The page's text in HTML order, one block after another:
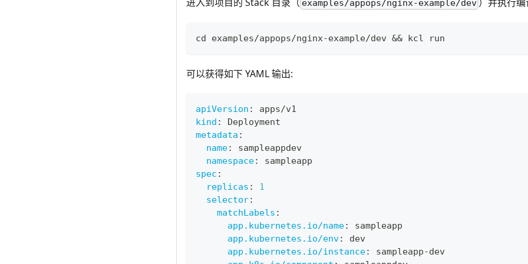
examples/appops/nginx-example/dev
cd examples/appops/nginx-example/dev && kcl run
可以获得如下 YAML 输出:
apiVersion :
apps/v1
kind :
Deployment
metadata :
name:
sampleappdev
namespace:
sampleapp
spec :
replicas :
1
selector:
matchLabels :
app.kubernetes.io/name:
sampleapp
app.kubernetes.io/env:
dev
app.kubernetes.io/instance: sampleapp-dev